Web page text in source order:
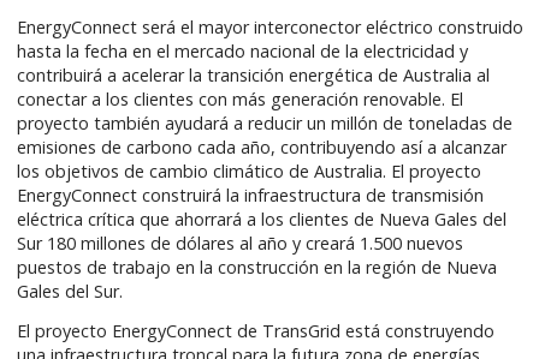
EnergyConnect será el mayor interconector eléctrico construido
hasta la fecha en el mercado nacional de la electricidad y
contribuirá a acelerar la transición energética de Australia al
conectar a los clientes con más generación renovable. El
proyecto también ayudará a reducir un millón de toneladas de
emisiones de carbono cada año, contribuyendo así a alcanzar
los objetivos de cambio climático de Australia. El proyecto
EnergyConnect construirá la infraestructura de transmisión
eléctrica crítica que ahorrará a los clientes de Nueva Gales del
Sur 180 millones de dólares al año y creará 1.500 nuevos
puestos de trabajo en la construcción en la región de Nueva
Gales del Sur.
El proyecto EnergyConnect de TransGrid está construyendo